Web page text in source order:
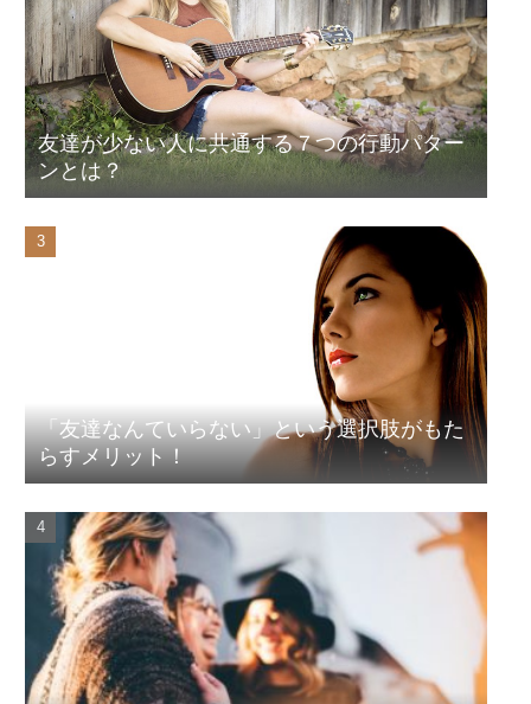
友達が少ない人に共通する７つの行動パター
ンとは？
「友達なんていらない」という選択肢がもた
らすメリット！